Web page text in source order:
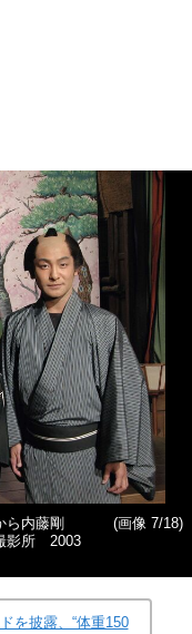
内藤剛
影所 2003
(画像 7/18)
を披露、“体重150